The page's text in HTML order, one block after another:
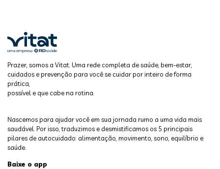
Prazer, somos a Vitat. Uma rede completa de saúde, bem-estar,
cuidados e prevenção para você se cuidar por inteiro de forma
prática,
possível e que cabe na rotina.
Nascemos para ajudar você em sua jornada rumo a uma vida mais
saudável. Por isso, traduzimos e desmistificamos os 5 principais
pilares de autocuidado: alimentação, movimento, sono, equilíbrio e
saúde.
Baixe o app